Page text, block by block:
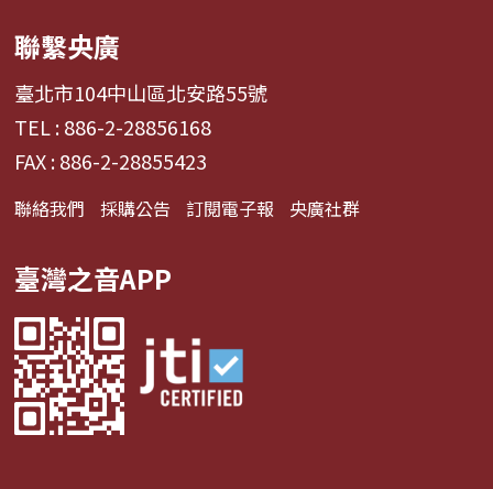
聯繫央廣
臺北市104中山區北安路55號
TEL : 886-2-28856168
FAX : 886-2-28855423
聯絡我們 採購公告 訂閱電子報 央廣社群
臺灣之音APP